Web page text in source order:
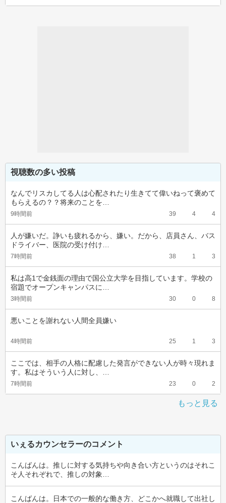
視聴数の多い投稿
なんでリスカしてる人は心配されたり生きてて偉いねって褒めて
もらえるの？？将来のことを…
9時間前 39 4 4
人が嫌いだ。諍いも疲れるから、嫌い。だから、店員さん、バス
ドライバー、医院の受け付け…
7時間前 38 1 3
私は高1で金銭面の理由で国公立大学を目指しています。学校の
宿題でオープンキャンパスに…
3時間前 30 0 8
悪いことを謝れない人間全員嫌い
4時間前 25 1 3
ここでは、相手の人格に配慮した発言ができない人が時々現れま
す。私はそういう人に対し、…
7時間前 23 0 2
もっと見る
いぇるカウンセラーのコメント
こんばんは。推しに対する気持ちや向き合い方というのはそれこ
そ人それぞれで、推しの対象…
こんばんは。日本での一般的な働き方、どこかへ就職して出社し